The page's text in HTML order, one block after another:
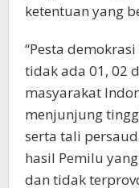
ketentuan yang
“Pesta
tidak ada 01, 02
masyarakat
menjunjung
serta tali
hasil Pemilu
dan tidak